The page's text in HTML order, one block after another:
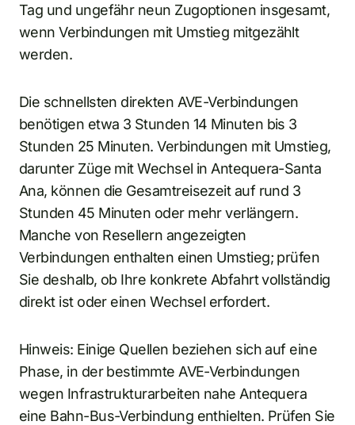
Tag und ungefähr neun Zugoptionen insgesamt,
wenn Verbindungen mit Umstieg mitgezählt
werden.
Die schnellsten direkten AVE-Verbindungen
benötigen etwa 3 Stunden 14 Minuten bis 3
Stunden 25 Minuten. Verbindungen mit Umstieg,
darunter Züge mit Wechsel in Antequera-Santa
Ana, können die Gesamtreisezeit auf rund 3
Stunden 45 Minuten oder mehr verlängern.
Manche von Resellern angezeigten
Verbindungen enthalten einen Umstieg; prüfen
Sie deshalb, ob Ihre konkrete Abfahrt vollständig
direkt ist oder einen Wechsel erfordert.
Hinweis: Einige Quellen beziehen sich auf eine
Phase, in der bestimmte AVE-Verbindungen
wegen Infrastrukturarbeiten nahe Antequera
eine Bahn-Bus-Verbindung enthielten. Prüfen Sie